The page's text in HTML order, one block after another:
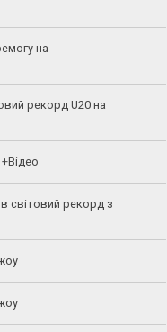
на
рекорд U20 на
світовий рекорд з